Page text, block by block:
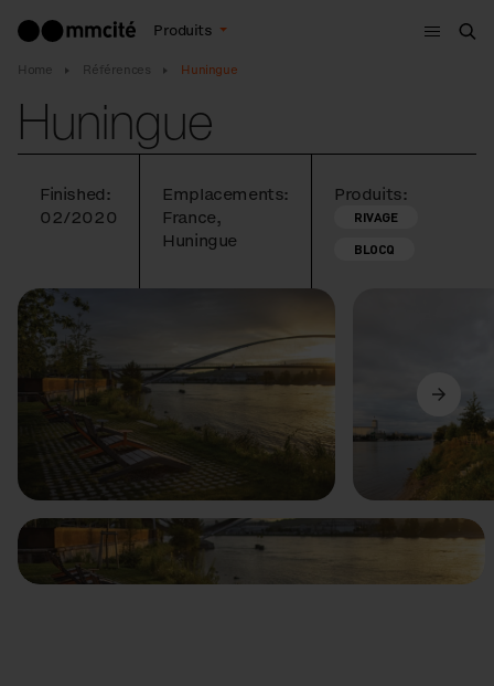
Produits
Menu
Home Références Huningue
Huningue
Finished:
02/2020
Emplacements:
France,
Huningue
Produits:
RIVAGE
BLOCQ
Précédent Suivant